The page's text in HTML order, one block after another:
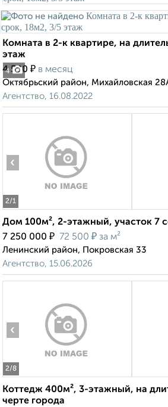
4
Комната в 2-к квартире, на
этаж
4 500 ₽ в месяц
Октябрьский район, Михайловская
Агентство, 16.08.2022
2/1
‹
Дом 100м², 2-этажный, участок 7
7 250 000 ₽ 72 500 ₽ за м²
Ленинский район, Покровская 33
Агентство, 15.06.2026
2/8
‹
Коттедж 400м², 3-этажный, на
черте города